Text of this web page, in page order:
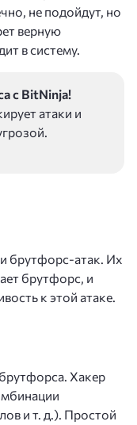
не подойдут, но
верную
в систему.
с BitNinja!
атаки и
брутфорс-атак. Их
брутфорс, и
к этой атаке.
Хакер
и т. д.). Простой